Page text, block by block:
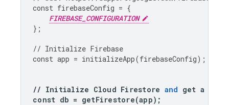
const firebaseConfig = {
FIREBASE_CONFIGURATION
};
// Initialize Firebase
const app = initializeApp(firebaseConfig);
// Initialize Cloud Firestore and get a
const db = getFirestore(app);